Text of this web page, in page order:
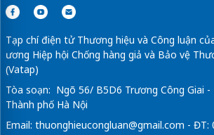
Tạp chí điện tử Thương hiệu và Công luận
ương Hiệp hội Chống hàng giả và Bảo vệ
(Vatap)
Tòa soạn: Ngõ 56/ B5D6 Trương Công Giai -
Thành phố Hà Nội
Email: thuonghieucongluan@gmail.com - ĐT: